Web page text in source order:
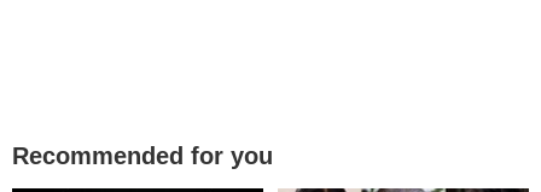
Recommended for you